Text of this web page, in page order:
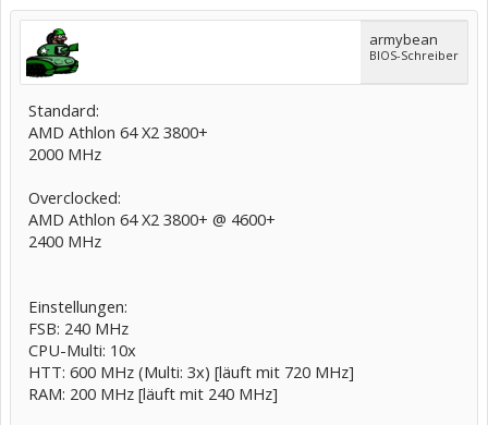
armybean
BIOS-Schreiber
Standard:
AMD Athlon 64 X2 3800+
2000 MHz
Overclocked:
AMD Athlon 64 X2 3800+ @ 4600+
2400 MHz
Einstellungen:
FSB: 240 MHz
CPU-Multi: 10x
HTT: 600 MHz (Multi: 3x) [läuft mit 720 MHz]
RAM: 200 MHz [läuft mit 240 MHz]